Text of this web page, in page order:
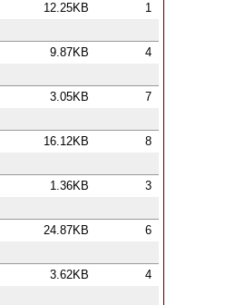
12.25KB 1
9.87KB 4
3.05KB 7
16.12KB 8
1.36KB 3
24.87KB 6
3.62KB 4